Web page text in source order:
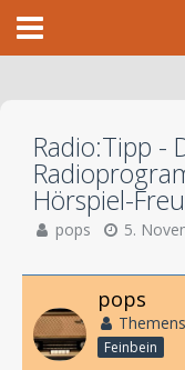
Radio:Tipp -
Hörspiel-
pops 5.
pops
Feinbein